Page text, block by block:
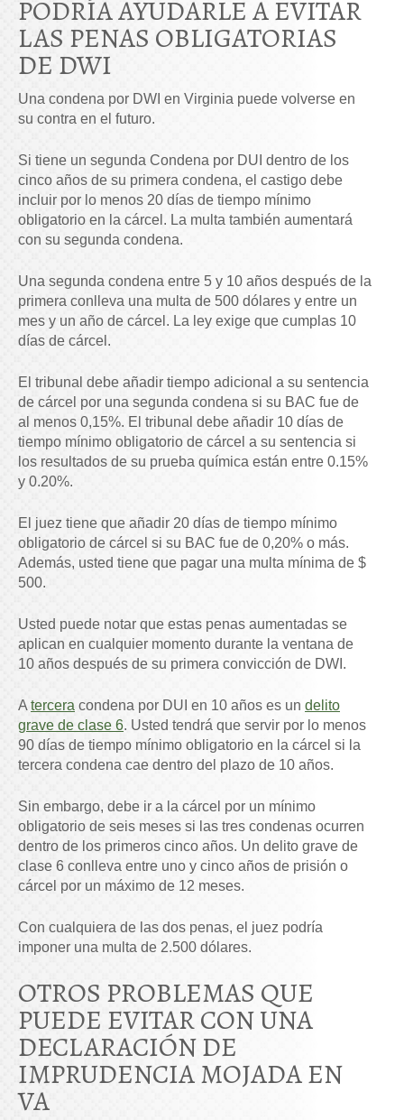
PODRÍA AYUDARLE A EVITAR
LAS PENAS OBLIGATORIAS
DE DWI
Una condena por DWI en Virginia puede volverse en
su contra en el futuro.
Si tiene un segunda Condena por DUI dentro de los
cinco años de su primera condena, el castigo debe
incluir por lo menos 20 días de tiempo mínimo
obligatorio en la cárcel. La multa también aumentará
con su segunda condena.
Una segunda condena entre 5 y 10 años después de la
primera conlleva una multa de 500 dólares y entre un
mes y un año de cárcel. La ley exige que cumplas 10
días de cárcel.
El tribunal debe añadir tiempo adicional a su sentencia
de cárcel por una segunda condena si su BAC fue de
al menos 0,15%. El tribunal debe añadir 10 días de
tiempo mínimo obligatorio de cárcel a su sentencia si
los resultados de su prueba química están entre 0.15%
y 0.20%.
El juez tiene que añadir 20 días de tiempo mínimo
obligatorio de cárcel si su BAC fue de 0,20% o más.
Además, usted tiene que pagar una multa mínima de $
500.
Usted puede notar que estas penas aumentadas se
aplican en cualquier momento durante la ventana de
10 años después de su primera convicción de DWI.
A tercera condena por DUI en 10 años es un delito
grave de clase 6. Usted tendrá que servir por lo menos
90 días de tiempo mínimo obligatorio en la cárcel si la
tercera condena cae dentro del plazo de 10 años.
Sin embargo, debe ir a la cárcel por un mínimo
obligatorio de seis meses si las tres condenas ocurren
dentro de los primeros cinco años. Un delito grave de
clase 6 conlleva entre uno y cinco años de prisión o
cárcel por un máximo de 12 meses.
Con cualquiera de las dos penas, el juez podría
imponer una multa de 2.500 dólares.
OTROS PROBLEMAS QUE
PUEDE EVITAR CON UNA
DECLARACIÓN DE
IMPRUDENCIA MOJADA EN
VA